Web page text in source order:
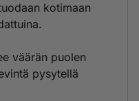
kotimaan
väärän puolen
pysytellä